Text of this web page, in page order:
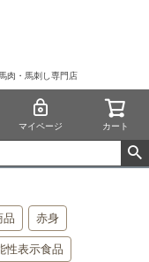
肉・馬刺し専門店
マイページ カート
品 赤身
性表示食品